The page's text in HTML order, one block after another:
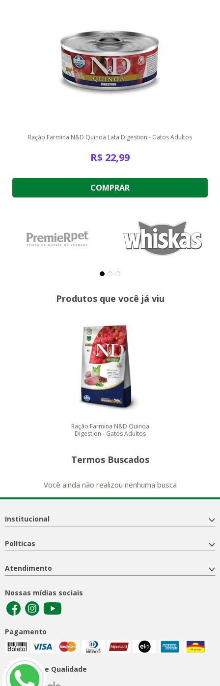
Ração Farmina N&D Quinoa Lata Digestion - Gatos Adultos
R$ 22,99
COMPRAR
Produtos que você já viu
Ração Farmina N&D Quinoa
Digestion - Gatos Adultos
Termos Buscados
Você ainda não realizou nenhuma busca
Institucional
Políticas
Atendimento
Nossas mídias sociais
Pagamento
Segurança e Qualidade